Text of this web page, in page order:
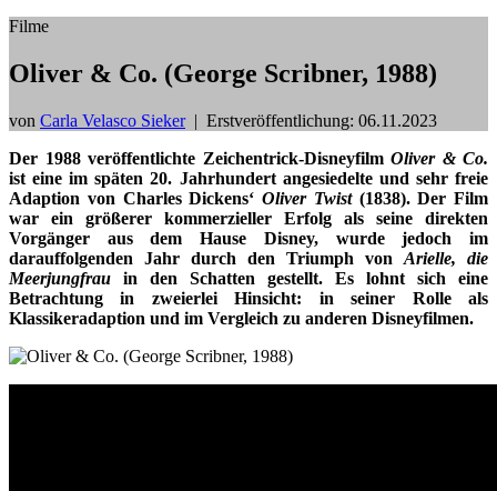
Filme
Oliver & Co. (George Scribner, 1988)
von Carla Velasco Sieker| Erstveröffentlichung: 06.11.2023
Der 1988 veröffentlichte Zeichentrick-Disneyfilm Oliver & Co.
ist eine im späten 20. Jahrhundert angesiedelte und sehr freie
Adaption von Charles Dickens‘ Oliver Twist (1838). Der Film
war ein größerer kommerzieller Erfolg als seine direkten
Vorgänger aus dem Hause Disney, wurde jedoch im
darauffolgenden Jahr durch den Triumph von Arielle, die
Meerjungfrau in den Schatten gestellt. Es lohnt sich eine
Betrachtung in zweierlei Hinsicht: in seiner Rolle als
Klassikeradaption und im Vergleich zu anderen Disneyfilmen.